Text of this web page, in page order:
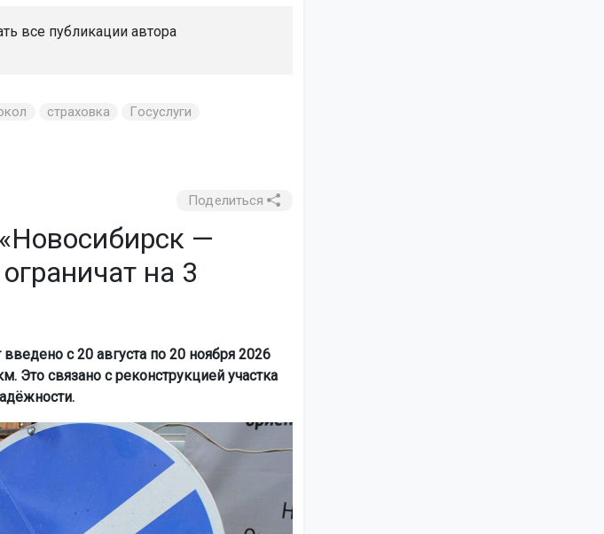
все публикации автора
страховка
Госуслуги
Поделиться
—
на 3
с 20 августа по 20 ноября 2026
Это связано с реконструкцией участка